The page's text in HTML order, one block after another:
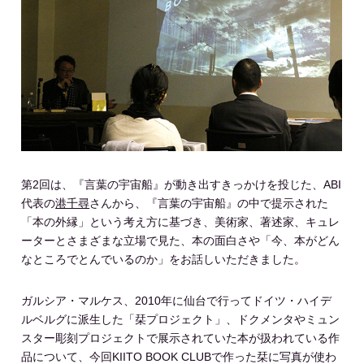
第2回は、『言葉の宇宙船』が動き出すきっかけを投じた、ABI
代表の港千尋さんから、『言葉の宇宙船』の中で提示された
「本の外縁」という考え方に基づき、美術家、著述家、キュレ
ーターとさまざまな立場で見た、本の面白さや「今、本がどん
なところでとんでいるのか」をお話しいただきました。
ガルシア・マルケス、2010年に仙台で行ってドイツ・ハイデ
ルベルグに派生した「栞プロジェクト」、ドクメンタやミュン
スター彫刻プロジェクトで展示されていた本が扱われている作
品について、今回KIITO BOOK CLUBで作った栞に写真が使わ